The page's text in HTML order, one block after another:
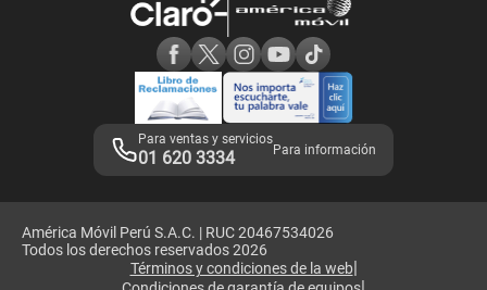
Adquirientes iPhone 6, 6S y SE
Mensaje de Seguridad
Términos y Condiciones de Tienda Claro
Libro de Reclamaciones
Legales de marketplace
Para ventas y servicios
01 620 3334 Para información
América Móvil Perú S.A.C. | RUC 20467534026
Todos los derechos reservados 2026
Términos y condiciones de la web|